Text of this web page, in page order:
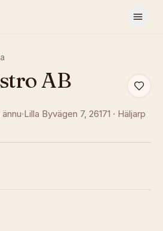
AB
Lilla Byvägen 7, 26171 · Häljarp